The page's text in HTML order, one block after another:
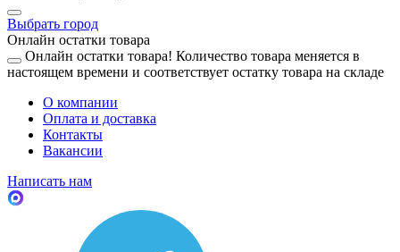
Выбрать город
Онлайн остатки товара
Онлайн остатки товара! Количество товара меняется в
настоящем времени и соответствует остатку товара на складе
О компании
Оплата и доставка
Контакты
Вакансии
Написать нам